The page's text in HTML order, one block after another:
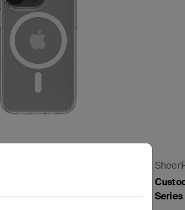
Antimicrobica e
iPhone 15 e 14 Series
Series